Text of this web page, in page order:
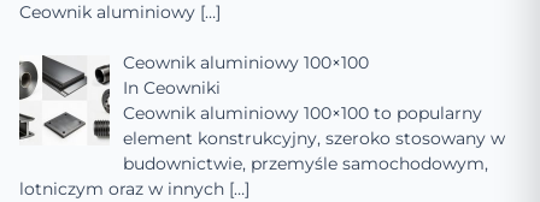
Ceownik aluminiowy […]
Ceownik aluminiowy 100×100
In Ceowniki
Ceownik aluminiowy 100×100 to popularny
element konstrukcyjny, szeroko stosowany w
budownictwie, przemyśle samochodowym,
lotniczym oraz w innych […]